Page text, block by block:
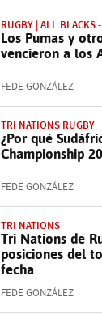
RUGBY | ALL BLACKS
Los Pumas y
vencieron a los
FEDE GONZÁLEZ
TRI NATIONS RUGBY
¿Por qué
Championship
FEDE GONZÁLEZ
TRI NATIONS
Tri Nations de
posiciones del
fecha
FEDE GONZÁLEZ